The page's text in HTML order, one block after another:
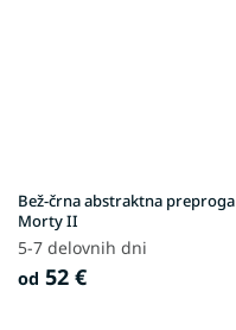
Bež-črna abstraktna preproga
Morty II
5-7 delovnih dni
od 52 €